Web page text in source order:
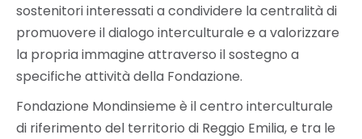
sostenitori interessati a condividere la centralità di
promuovere il dialogo interculturale e a valorizzare
la propria immagine attraverso il sostegno a
specifiche attività della Fondazione.
Fondazione Mondinsieme è il centro interculturale
di riferimento del territorio di Reggio Emilia, e tra le